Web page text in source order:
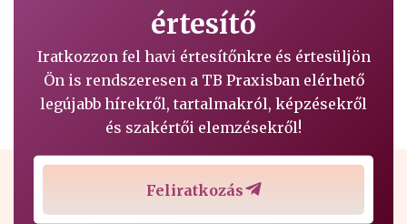
értesítő
Iratkozzon fel havi értesítőnkre és értesüljön
Ön is rendszeresen a TB Praxisban elérhető
legújabb hírekről, tartalmakról, képzésekről
és szakértői elemzésekről!
Feliratkozás